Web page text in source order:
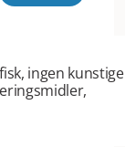
ingen kunstige